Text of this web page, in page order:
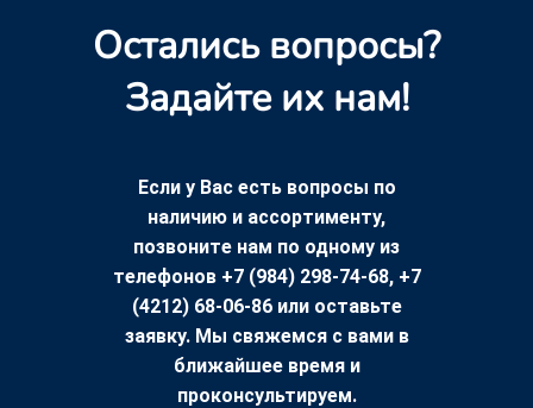
Остались вопросы?
Задайте их нам!
Если у Вас есть вопросы по
наличию и ассортименту,
позвоните нам по одному из
телефонов +7 (984) 298-74-68, +7
(4212) 68-06-86 или оставьте
заявку. Мы свяжемся с вами в
ближайшее время и
проконсультируем.